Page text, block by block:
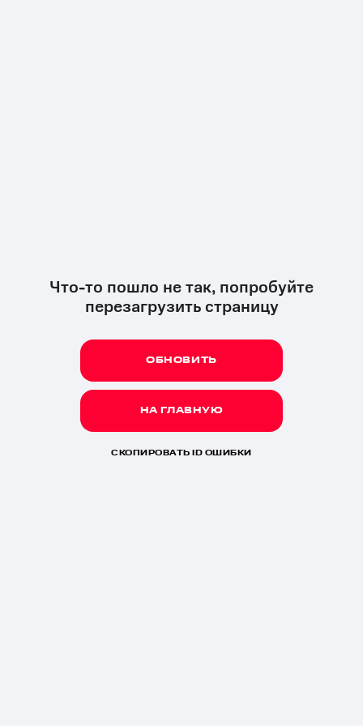
Что-то пошло не так, попробуйте
перезагрузить страницу
ОБНОВИТЬ
НА ГЛАВНУЮ
СКОПИРОВАТЬ ID ОШИБКИ